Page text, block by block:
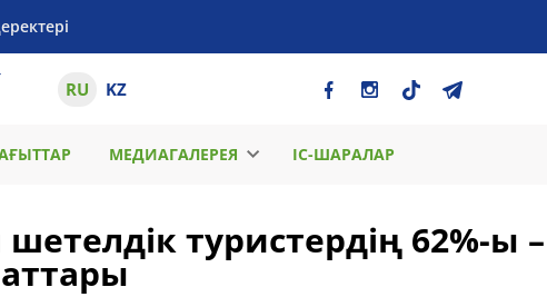
RU KZ
МЕДИАГАЛЕРЕЯ ІС-ШАРАЛАР
туристердің 62%-ы –